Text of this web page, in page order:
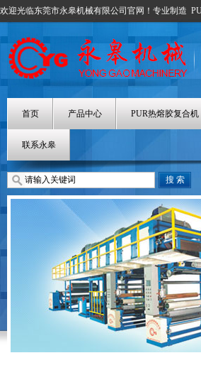
欢迎光临东莞市永皋机械有限公司官网！专业制造
首页 产品中心 PUR热熔胶复合机
联系永皋